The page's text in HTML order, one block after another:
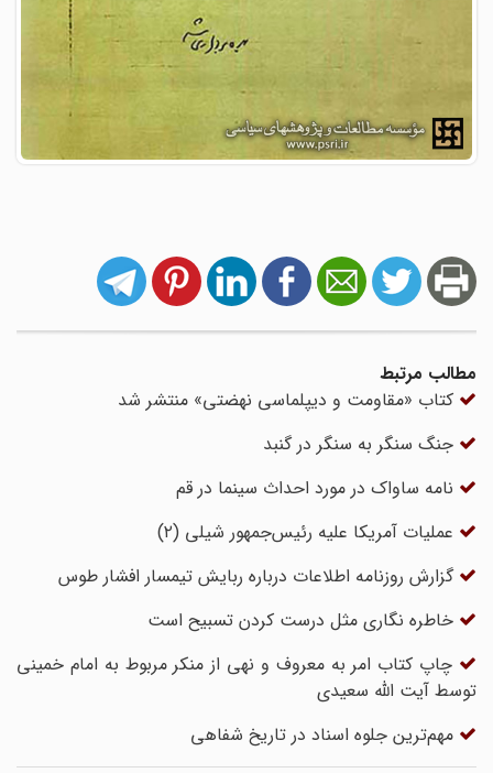
مطالب مرتبط
کتاب «مقاومت و دیپلماسی نهضتی» منتشر شد
جنگ سنگر به سنگر در گنبد
نامه ساواک در مورد احداث سینما در قم
عملیات آمریکا علیه رئیس‌جمهور شیلی (۲)
گزارش روزنامه اطلاعات درباره ربایش تیمسار افشار طوس
خاطره‌ نگاری مثل درست کردن تسبیح است
چاپ کتاب امر به معروف و نهی از منکر مربوط به امام خمینی
توسط آیت الله سعیدی
مهم‌ترین جلوه‌ اسناد در تاریخ شفاهی